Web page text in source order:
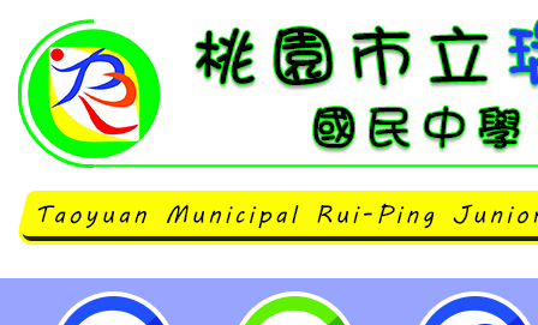
115年度「環境部淨零綠領人才課